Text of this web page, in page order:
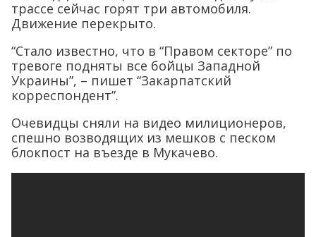
трассе сейчас горят три автомобиля.
Движение перекрыто.
“Стало известно, что в “Правом секторе” по
тревоге подняты все бойцы Западной
Украины”, – пишет “Закарпатский
корреспондент”.
Очевидцы сняли на видео милиционеров,
спешно возводящих из мешков с песком
блокпост на въезде в Мукачево.